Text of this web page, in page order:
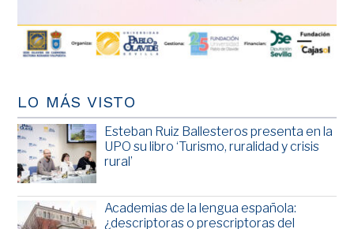
LO MÁS VISTO
Esteban Ruiz Ballesteros presenta en la
UPO su libro ‘Turismo, ruralidad y crisis
rural’
Academias de la lengua española:
¿descriptoras o prescriptoras del